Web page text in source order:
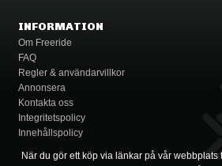
INFORMATION
Om Freeride
FAQ
Regler & användarvillkor
Annonsera
Kontakta oss
Integritetspolicy
Innehållspolicy
När du gör ett köp via länkar på vår